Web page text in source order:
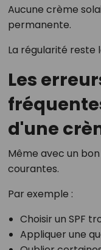
Aucune crème
permanente.
La régularité reste
Les
d'une
Même avec un
courantes.
Par exemple :
Choisir un SPF
Appliquer une